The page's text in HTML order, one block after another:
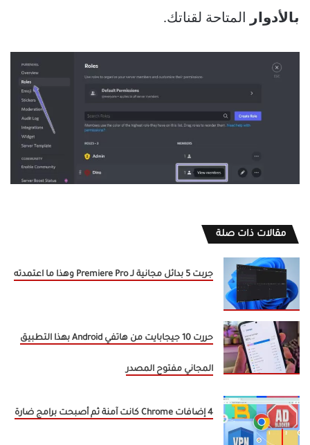
بالأدوار المتاحة لقناتك.
مقالات ذات صلة
جربت 5 بدائل مجانية لـ Premiere Pro وهذا ما اعتمدته
حررت 10 جيجابايت من هاتفي Android بهذا التطبيق
المجاني مفتوح المصدر
4 إضافات Chrome كانت آمنة ثم أصبحت برامج ضارة